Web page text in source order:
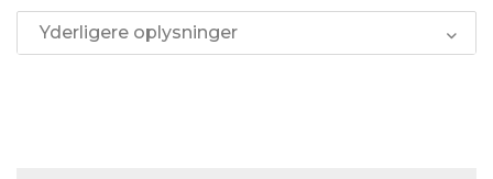
Yderligere oplysninger